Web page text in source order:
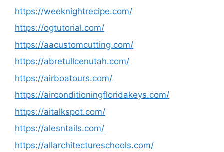
https://weeknightrecipe.com/
https://ogtutorial.com/
https://aacustomcutting.com/
https://abretullcenutah.com/
https://airboatours.com/
https://airconditioningfloridakeys.com/
https://aitalkspot.com/
https://alesntails.com/
https://allarchitectureschools.com/